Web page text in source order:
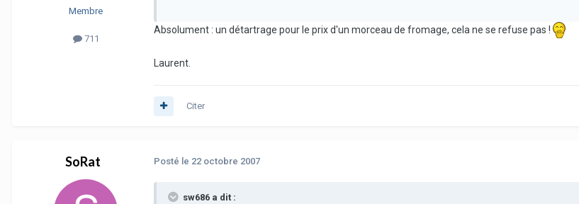
Membre
711
Absolument : un détartrage pour le prix d'un morceau de fromage, cela ne se refuse pas !
Laurent.
Citer
SoRat Posté le 22 octobre 2007
sw686 a dit :